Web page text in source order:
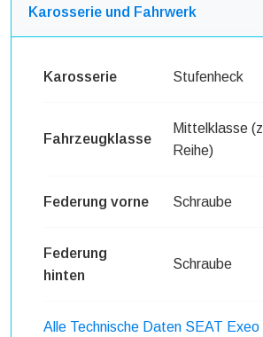
Karosserie und Fahrwerk
Karosserie Stufenheck
Fahrzeugklasse
Mittelklasse
Reihe)
Federung vorne Schraube
Federung
hinten
Schraube
Alle Technische Daten SEAT Exeo